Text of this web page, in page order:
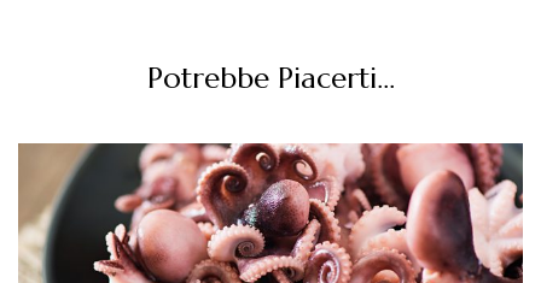
Potrebbe Piacerti...